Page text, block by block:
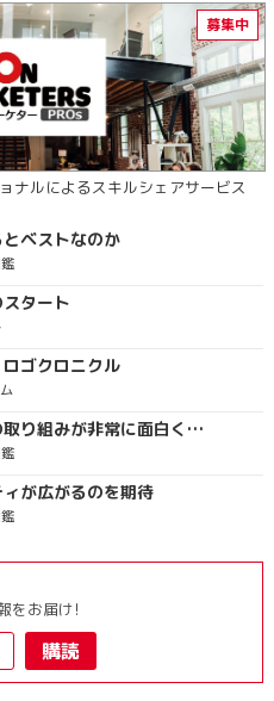
ナルによるスキルシェアサービス
ベストなのか
タート
ゴクロニクル
地域ブランディングの取り組みが非常に面白く注目しています
が広がるのを期待
をお届け!